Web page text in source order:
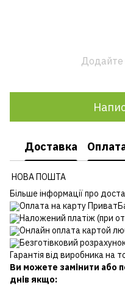
Додайте
Доставка
НОВА ПОШТА
Більше інформації про
Оплата на карту
Наложений платіж (при
Онлайн оплата картой
Безготівковий
Гарантія від виробника на
Ви можете замінити або
днів якщо: